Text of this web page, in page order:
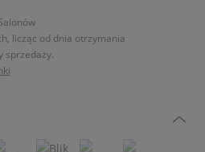
licząc od dnia otrzymania
sprzedaży.